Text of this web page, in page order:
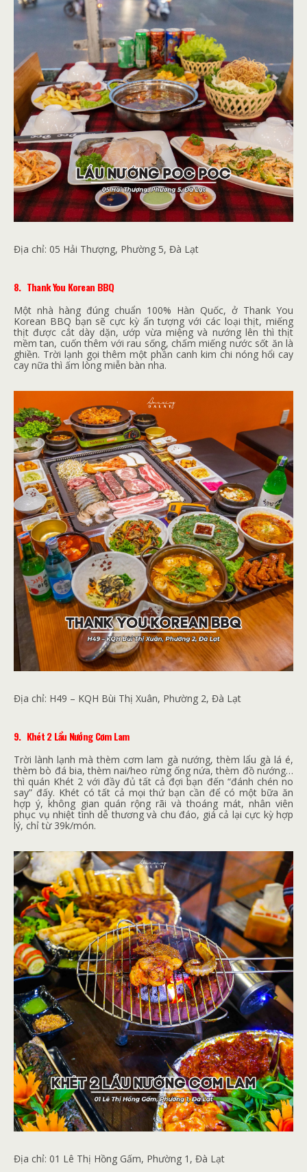
Địa chỉ: 05 Hải Thượng, Phường 5, Đà Lạt
8. Thank You Korean BBQ
Một nhà hàng đúng chuẩn 100% Hàn Quốc, ở Thank You
Korean BBQ bạn sẽ cực kỳ ấn tượng với các loại thịt, miếng
thịt được cắt dày dặn, ướp vừa miệng và nướng lên thì thịt
mềm tan, cuốn thêm với rau sống, chấm miếng nước sốt ăn là
ghiền. Trời lạnh gọi thêm một phần canh kim chi nóng hổi cay
cay nữa thì ấm lòng miễn bàn nha.
Địa chỉ: H49 – KQH Bùi Thị Xuân, Phường 2, Đà Lạt
9. Khét 2 Lẩu Nướng Cơm Lam
Trời lành lạnh mà thèm cơm lam gà nướng, thèm lẩu gà lá é,
thèm bò đá bia, thèm nai/heo rừng ống nứa, thèm đồ nướng…
thì quán Khét 2 với đầy đủ tất cả đợi bạn đến “đánh chén no
say” đấy. Khét có tất cả mọi thứ bạn cần để có một bữa ăn
hợp ý, không gian quán rộng rãi và thoáng mát, nhân viên
phục vụ nhiệt tình dễ thương và chu đáo, giá cả lại cực kỳ hợp
lý, chỉ từ 39k/món.
Địa chỉ: 01 Lê Thị Hồng Gấm, Phường 1, Đà Lạt